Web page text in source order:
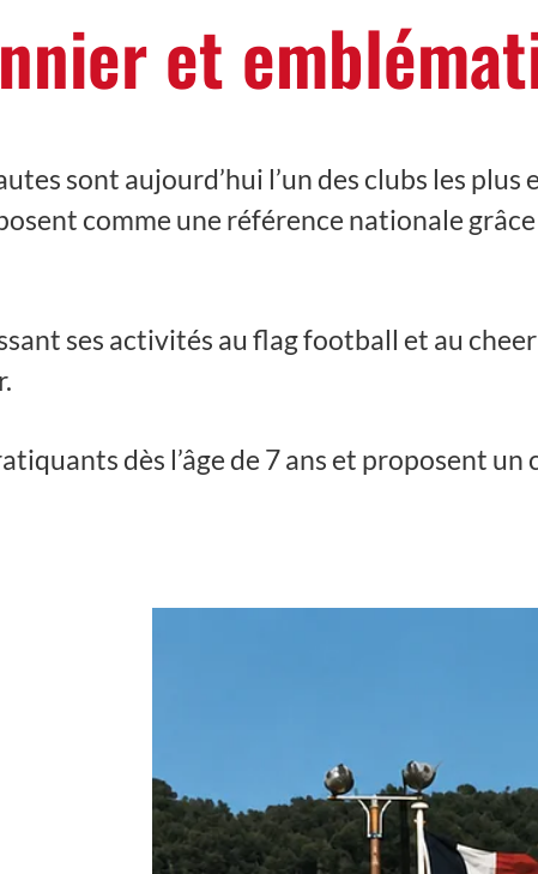
et
sont aujourd’hui l’un des clubs les
comme une référence nationale
ses activités au flag football et au
dès l’âge de 7 ans et proposent